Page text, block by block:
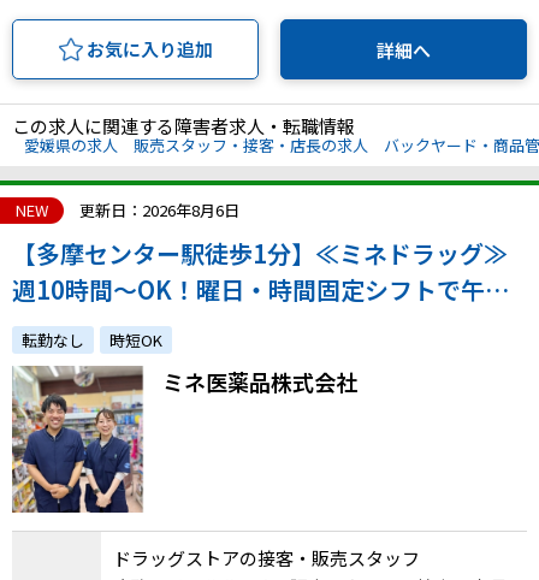
お気に入り追加 詳細へ
この求人に関連する障害者求人・転職情報
愛媛県の求人 販売スタッフ・接客・店長の求人 バックヤード・商品
NEW 更新日：2026年8月6日
【多摩センター駅徒歩1分】≪ミネドラッグ≫
週10時間～OK！曜日・時間固定シフトで午後
から勤務もOK！未経験OK！体調管理・生活と
の両立◎
転勤なし 時短OK
ミネ医薬品株式会社
ドラッグストアの接客・販売スタッフ